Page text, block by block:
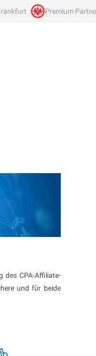
Premium
des CPA-Affiliate-
und für beide